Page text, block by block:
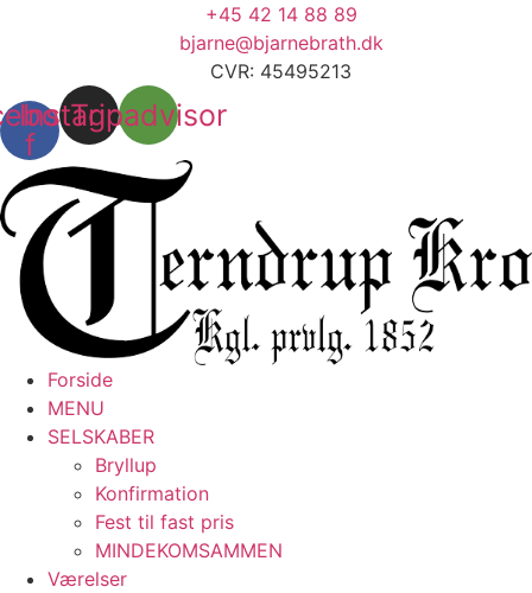
+45 42 14 88 89
bjarne@bjarnebrath.dk
CVR: 45495213
f
Instagram
Tripadvisor
Forside
MENU
SELSKABER
Bryllup
Konfirmation
Fest til fast pris
MINDEKOMSAMMEN
Værelser